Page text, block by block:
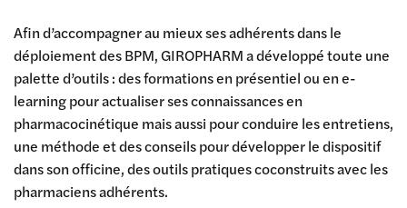
Afin d’accompagner au mieux ses adhérents dans le
déploiement des BPM, GIROPHARM a développé toute une
palette d’outils : des formations en présentiel ou en e-
learning pour actualiser ses connaissances en
pharmacocinétique mais aussi pour conduire les entretiens,
une méthode et des conseils pour développer le dispositif
dans son officine, des outils pratiques coconstruits avec les
pharmaciens adhérents.